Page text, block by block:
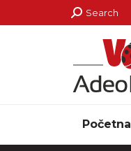
Search:
Search
Početna